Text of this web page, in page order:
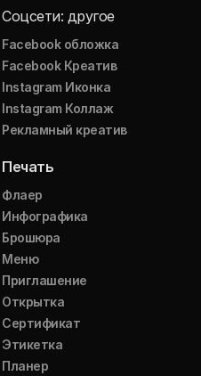
Соцсети: другое
Facebook обложка
Facebook Креатив
Instagram Иконка
Instagram Коллаж
Рекламный креатив
Печать
Флаер
Инфографика
Брошюра
Меню
Приглашение
Открытка
Сертификат
Этикетка
Планер